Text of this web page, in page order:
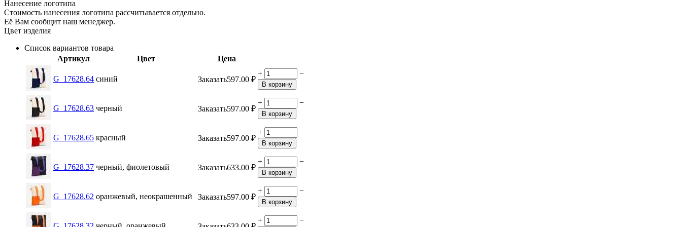
Нанесение логотипа
Стоимость нанесения логотипа рассчитывается отдельно.
Её Вам сообщит наш менеджер.
Цвет изделия
Список вариантов товара
Артикул
Цвет Цена
G_17628.64 синий Заказать597.00 ₽
+ −
В корзину
G_17628.63 черный Заказать597.00 ₽
+ −
В корзину
G_17628.65 красный Заказать597.00 ₽
+ −
В корзину
G_17628.37 черный, фиолетовый Заказать633.00 ₽
+ −
В корзину
G_17628.62 оранжевый, неокрашенный Заказать597.00 ₽
+ −
В корзину
+ −